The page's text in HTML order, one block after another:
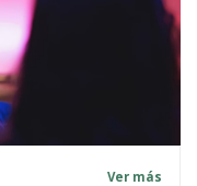
Ver más